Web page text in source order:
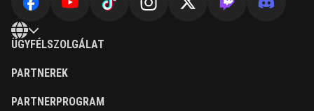
ÜGYFÉLSZOLGÁLAT
PARTNEREK
PARTNERPROGRAM